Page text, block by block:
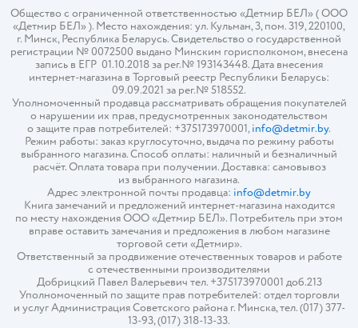
Общество с ограниченной ответственностью «Детмир БЕЛ» ( ООО
«Детмир БЕЛ» ). Место нахождения: ул. Кульман, 3, пом. 319, 220100,
г. Минск, Республика Беларусь. Свидетельство о государственной
регистрации № 0072500 выдано Минским горисполкомом, внесена
запись в ЕГР 01.10.2018 за рег.№ 193143448. Дата внесения
интернет-магазина в Торговый реестр Республики Беларусь:
09.09.2021 за рег.№ 518552.
Уполномоченный продавца рассматривать обращения покупателей
о нарушении их прав, предусмотренных законодательством
о защите прав потребителей: +375173970001,info@detmir.by.
Режим работы: заказ круглосуточно, выдача по режиму работы
выбранного магазина. Способ оплаты: наличный и безналичный
расчёт. Оплата товара при получении. Доставка: самовывоз
из выбранного магазина.
Адрес электронной почты продавца: info@detmir.by
Книга замечаний и предложений интернет-магазина находится
по месту нахождения ООО «Детмир БЕЛ». Потребитель при этом
вправе оставить замечания и предложения в любом магазине
торговой сети «Детмир».
Ответственный за продвижение отечественных товаров и работе
с отечественными производителями
Добрицкий Павел Валерьевич тел. +375173970001 доб.213
Уполномоченный по защите прав потребителей: отдел торговли
и услуг Администрация Советского района г. Минска, тел. (017) 377-
13-93, (017) 318-13-33.